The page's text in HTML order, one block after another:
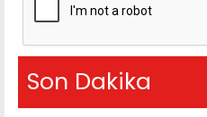
Son Dakika